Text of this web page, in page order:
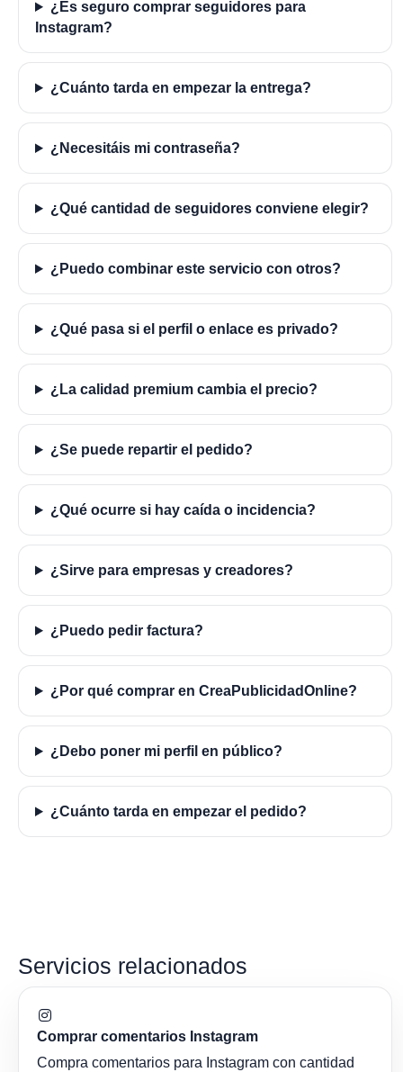
¿Es seguro comprar seguidores para
Instagram?
¿Cuánto tarda en empezar la entrega?
¿Necesitáis mi contraseña?
¿Qué cantidad de seguidores conviene elegir?
¿Puedo combinar este servicio con otros?
¿Qué pasa si el perfil o enlace es privado?
¿La calidad premium cambia el precio?
¿Se puede repartir el pedido?
¿Qué ocurre si hay caída o incidencia?
¿Sirve para empresas y creadores?
¿Puedo pedir factura?
¿Por qué comprar en CreaPublicidadOnline?
¿Debo poner mi perfil en público?
¿Cuánto tarda en empezar el pedido?
Servicios relacionados
Comprar comentarios Instagram
Compra comentarios para Instagram con cantidad